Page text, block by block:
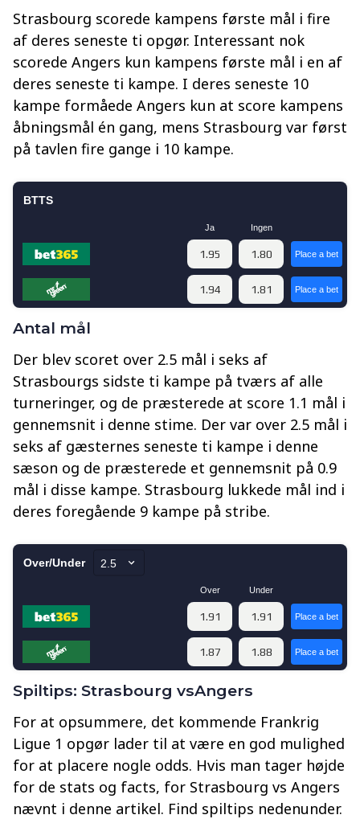
Strasbourg scorede kampens første mål i fire
af deres seneste ti opgør. Interessant nok
scorede Angers kun kampens første mål i en af
deres seneste ti kampe. I deres seneste 10
kampe formåede Angers kun at score kampens
åbningsmål én gang, mens Strasbourg var først
på tavlen fire gange i 10 kampe.
Antal mål
Der blev scoret over 2.5 mål i seks af
Strasbourgs sidste ti kampe på tværs af alle
turneringer, og de præsterede at score 1.1 mål i
gennemsnit i denne stime. Der var over 2.5 mål i
seks af gæsternes seneste ti kampe i denne
sæson og de præsterede et gennemsnit på 0.9
mål i disse kampe. Strasbourg lukkede mål ind i
deres foregående 9 kampe på stribe.
Spiltips: Strasbourg vsAngers
For at opsummere, det kommende Frankrig
Ligue 1 opgør lader til at være en god mulighed
for at placere nogle odds. Hvis man tager højde
for de stats og facts, for Strasbourg vs Angers
nævnt i denne artikel. Find spiltips nedenunder.